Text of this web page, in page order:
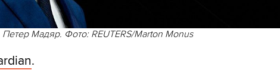
Петер Мадяр. Фото: REUTERS/Marton Monus
.